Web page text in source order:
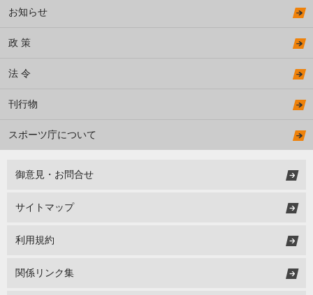
お知らせ
政 策
法 令
刊行物
スポーツ庁について
御意見・お問合せ
サイトマップ
利用規約
関係リンク集